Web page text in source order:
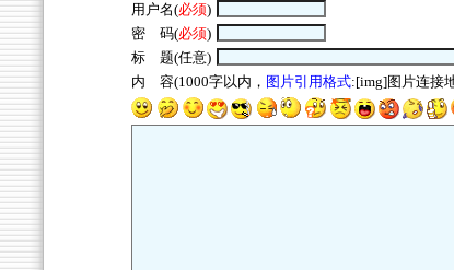
用户名(必须)
密 码(必须)
标 题(任意)
内 容(1000字以内， 图片引用格式:[img]图片连接